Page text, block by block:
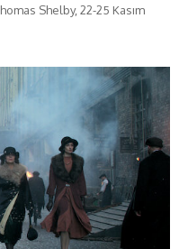
Shelby, 22-25 Kasım